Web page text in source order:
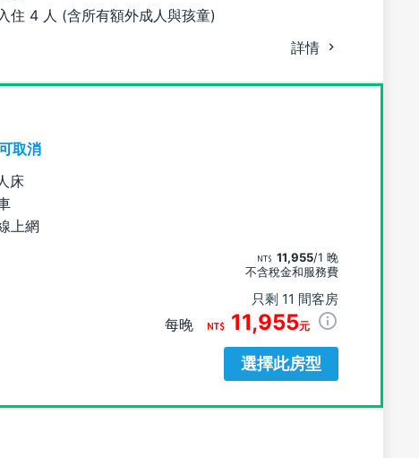
住 4 人 (含所有額外成人與孩童)
詳情
取消
床
上網
11,955/1 晚
不含稅金和服務費
只剩 11 間客房
每晚 11,955元
選擇此房型